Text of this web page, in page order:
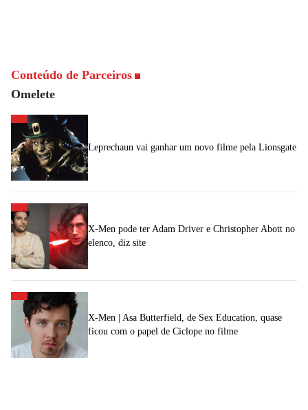
Conteúdo de Parceiros
Omelete
Leprechaun vai ganhar um novo filme pela Lionsgate
X-Men pode ter Adam Driver e Christopher Abott no
elenco, diz site
X-Men | Asa Butterfield, de Sex Education, quase
ficou com o papel de Ciclope no filme